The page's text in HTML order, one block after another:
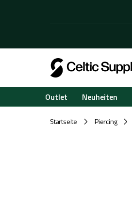
Outlet Neuheiten
Startseite / Piercing /